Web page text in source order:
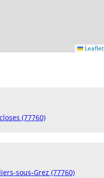
Leaflet
(77760)
sous-Grez (77760)